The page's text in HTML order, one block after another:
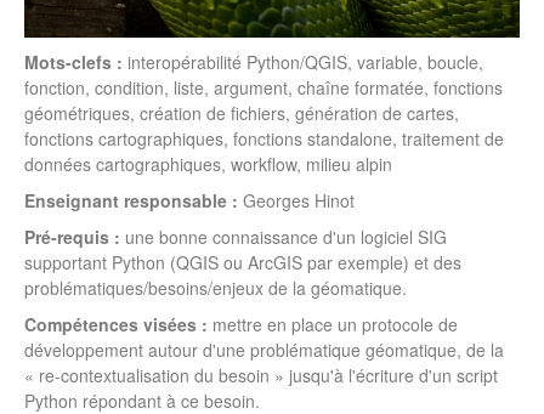
Mots-clefs : interopérabilité Python/QGIS, variable, boucle,
fonction, condition, liste, argument, chaîne formatée, fonctions
géométriques, création de fichiers, génération de cartes,
fonctions cartographiques, fonctions standalone, traitement de
données cartographiques, workflow, milieu alpin
Enseignant responsable : Georges Hinot
Pré-requis : une bonne connaissance d'un logiciel SIG
supportant Python (QGIS ou ArcGIS par exemple) et des
problématiques/besoins/enjeux de la géomatique.
Compétences visées : mettre en place un protocole de
développement autour d'une problématique géomatique, de la
« re-contextualisation du besoin » jusqu'à l'écriture d'un script
Python répondant à ce besoin.